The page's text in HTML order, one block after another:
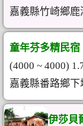
嘉義縣竹崎鄉
童年芬多精民宿
(4000 ~ 4000)
嘉義縣番路鄉
伊莎貝